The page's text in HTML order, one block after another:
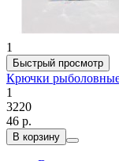
1
Быстрый просмотр
Крючки
1
3220
46 р.
В корзину